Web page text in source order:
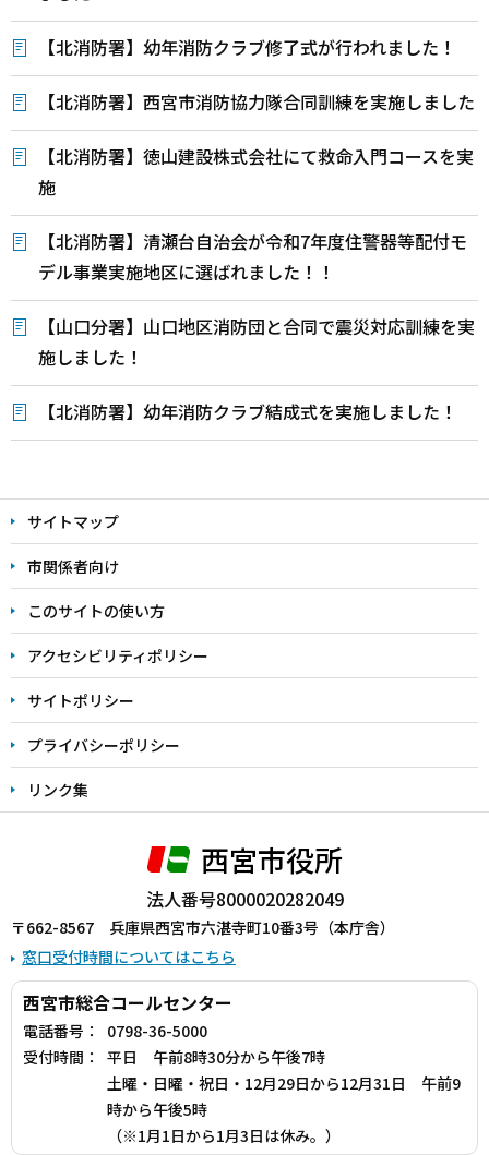
【北消防署】幼年消防クラブ修了式が行われました！
【北消防署】西宮市消防協力隊合同訓練を実施しました
【北消防署】徳山建設株式会社にて救命入門コースを実
施
【北消防署】清瀬台自治会が令和7年度住警器等配付モ
デル事業実施地区に選ばれました！！
【山口分署】山口地区消防団と合同で震災対応訓練を実
施しました！
【北消防署】幼年消防クラブ結成式を実施しました！
文
こ
こ
ま
で
サイトマップ
市関係者向け
このサイトの使い方
アクセシビリティポリシー
サイトポリシー
プライバシーポリシー
リンク集
西宮市役所
法人番号8000020282049
〒662-8567 兵庫県西宮市六湛寺町10番3号（本庁舎）
窓口受付時間についてはこちら
西宮市総合コールセンター
電話番号：
0798-36-5000
受付時間：
平日 午前8時30分から午後7時
土曜・日曜・祝日・12月29日から12月31日 午前9
時から午後5時
（※1月1日から1月3日は休み。）